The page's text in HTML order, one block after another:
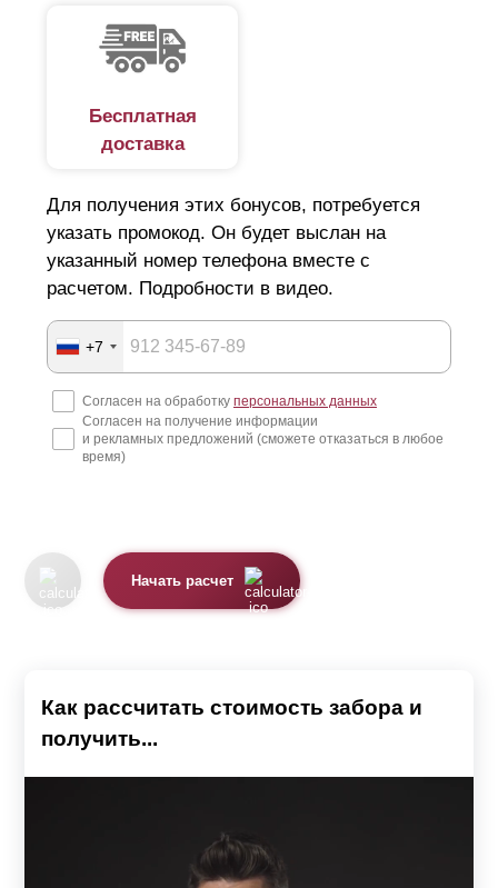
Бесплатная
доставка
Для получения этих бонусов, потребуется
указать промокод. Он будет выслан на
указанный номер телефона вместе с
расчетом. Подробности в видео.
+7
Согласен на обработку персональных данных
Согласен на получение информации
и рекламных предложений (сможете отказаться в любое
время)
Начать расчет
Как рассчитать стоимость забора и
получить...